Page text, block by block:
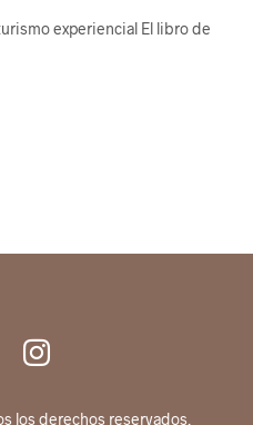
experiencial El libro de
los derechos reservados.